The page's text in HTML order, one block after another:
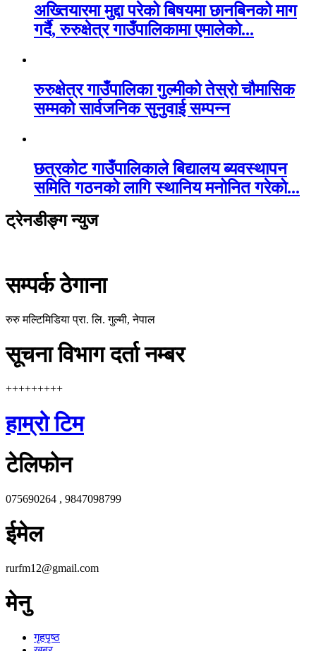
अख्तियारमा मुद्दा परेको बिषयमा छानबिनको माग
गर्दै, रुरुक्षेत्र गाउँपालिकामा एमालेको...
रुरुक्षेत्र गाउँपालिका गुल्मीको तेस्रो चौमासिक
सम्मको सार्वजनिक सुनुवाई सम्पन्न
छत्रकोट गाउँपालिकाले बिद्यालय ब्यवस्थापन
समिति गठनको लागि स्थानिय मनोनित गरेको...
ट्रेनडीङ्ग न्युज
सम्पर्क ठेगाना
रुरु मल्टिमिडिया प्रा. लि. गुल्मी, नेपाल
सूचना विभाग दर्ता नम्बर
+++++++++
हाम्रो टिम
टेलिफोन
075690264 , 9847098799
ईमेल
rurfm12@gmail.com
मेनु
गृहपृष्ठ